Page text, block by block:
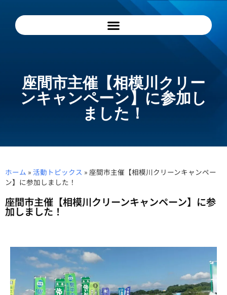
座間市主催【相模川クリー
ンキャンペーン】に参加し
ました！
ホーム » 活動トピックス » 座間市主催【相模川クリーンキャンペー
ン】に参加しました！
座間市主催【相模川クリーンキャンペーン】に参
加しました！